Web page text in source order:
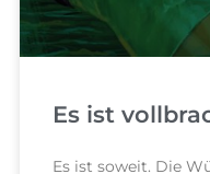
Es ist
Es ist soweit. Die